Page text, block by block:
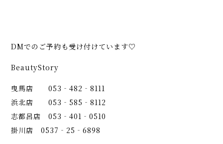
DMでのご予約も受け付けています♡
BeautyStory
曳馬店 053‐482‐8111
浜北店 053‐585‐8112
志都呂店 053‐401‐0510
掛川店 0537‐25‐6898